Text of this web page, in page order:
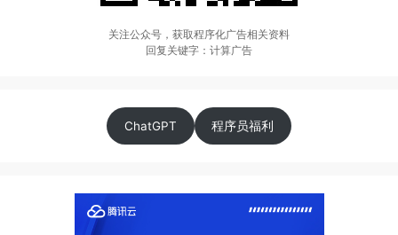
关注公众号，获取程序化广告相关资料
回复关键字：计算广告
ChatGPT 程序员福利